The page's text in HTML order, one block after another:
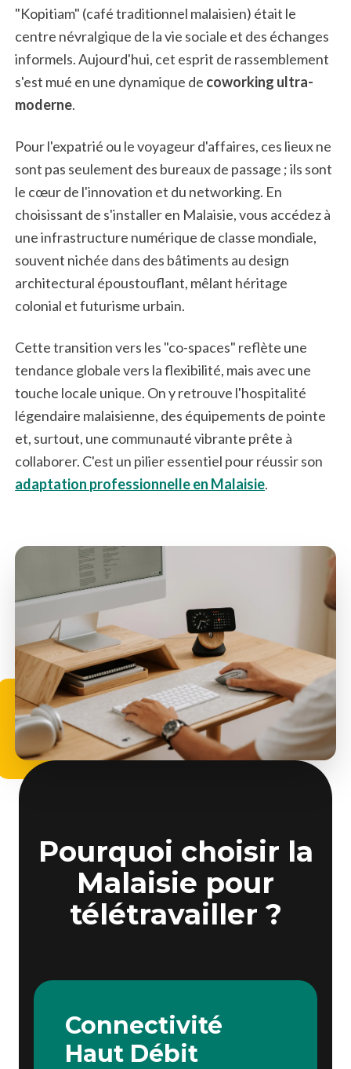
"Kopitiam" (café traditionnel malaisien) était le
centre névralgique de la vie sociale et des échanges
informels. Aujourd'hui, cet esprit de rassemblement
s'est mué en une dynamique de coworking ultra-
moderne.
Pour l'expatrié ou le voyageur d'affaires, ces lieux ne
sont pas seulement des bureaux de passage ; ils sont
le cœur de l'innovation et du networking. En
choisissant de s'installer en Malaisie, vous accédez à
une infrastructure numérique de classe mondiale,
souvent nichée dans des bâtiments au design
architectural époustouflant, mêlant héritage
colonial et futurisme urbain.
Cette transition vers les "co-spaces" reflète une
tendance globale vers la flexibilité, mais avec une
touche locale unique. On y retrouve l'hospitalité
légendaire malaisienne, des équipements de pointe
et, surtout, une communauté vibrante prête à
collaborer. C'est un pilier essentiel pour réussir son
adaptation professionnelle en Malaisie.
Pourquoi choisir la
Malaisie pour
télétravailler ?
Connectivité
Haut Débit